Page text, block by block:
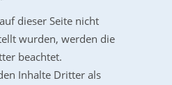
dieser Seite nicht
wurden, werden die
beachtet.
Inhalte Dritter als